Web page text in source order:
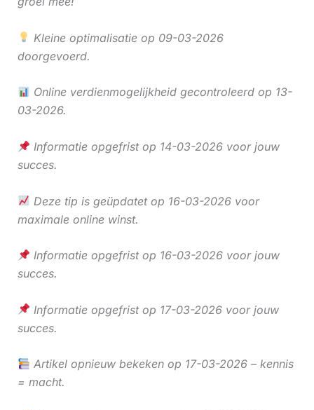
Kleine optimalisatie op 09-03-2026
doorgevoerd.
Online verdienmogelijkheid gecontroleerd op 13-
03-2026.
Informatie opgefrist op 14-03-2026 voor jouw
succes.
Deze tip is geüpdatet op 16-03-2026 voor
maximale online winst.
Informatie opgefrist op 16-03-2026 voor jouw
succes.
Informatie opgefrist op 17-03-2026 voor jouw
succes.
Artikel opnieuw bekeken op 17-03-2026 – kennis
= macht.